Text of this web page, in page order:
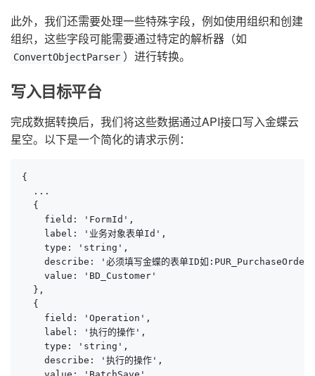
此外，我们还需要处理一些特殊字段，例如使用组织和创建
组织，这些字段可能需要通过特定的解析器（如
ConvertObjectParser ）进行转换。
写入目标平台
完成数据转换后，我们将这些数据通过API接口写入金蝶云
星空。以下是一个简化的请求示例：
{
  ...
  {
    field: 'FormId',
    label: '业务对象表单Id',
    type: 'string',
describe: '必须填写金蝶的表单ID如
    value: 'BD_Customer'
  },
  {
    field: 'Operation',
    label: '执行的操作',
    type: 'string',
    describe: '执行的操作',